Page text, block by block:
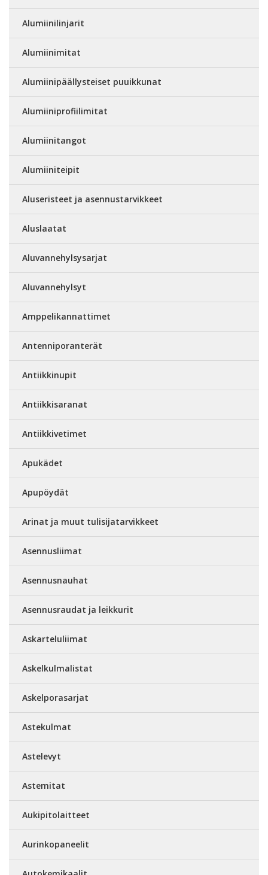
Alumiinilinjarit
Alumiinimitat
Alumiinipäällysteiset puuikkunat
Alumiiniprofiilimitat
Alumiinitangot
Alumiiniteipit
Aluseristeet ja asennustarvikkeet
Aluslaatat
Aluvannehylsysarjat
Aluvannehylsyt
Amppelikannattimet
Antenniporanterät
Antiikkinupit
Antiikkisaranat
Antiikkivetimet
Apukädet
Apupöydät
Arinat ja muut tulisijatarvikkeet
Asennusliimat
Asennusnauhat
Asennusraudat ja leikkurit
Askarteluliimat
Askelkulmalistat
Askelporasarjat
Astekulmat
Astelevyt
Astemitat
Aukipitolaitteet
Aurinkopaneelit